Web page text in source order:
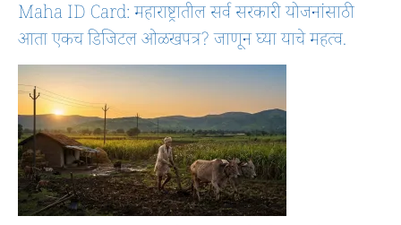
Maha ID Card: महाराष्ट्रातील सर्व सरकारी योजनांसाठी
आता एकच डिजिटल ओळखपत्र? जाणून घ्या याचे महत्व.